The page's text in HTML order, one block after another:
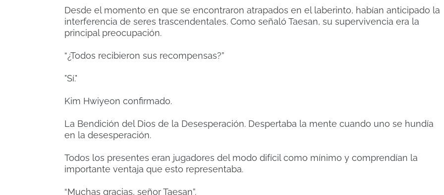
Desde el momento en que se encontraron atrapados en el laberinto, habían anticipado la
interferencia de seres trascendentales. Como señaló Taesan, su supervivencia era la
principal preocupación.
“¿Todos recibieron sus recompensas?”
"Sí."
Kim Hwiyeon confirmado.
La Bendición del Dios de la Desesperación. Despertaba la mente cuando uno se hundía
en la desesperación.
Todos los presentes eran jugadores del modo difícil como mínimo y comprendían la
importante ventaja que esto representaba.
“Muchas gracias, señor Taesan”.